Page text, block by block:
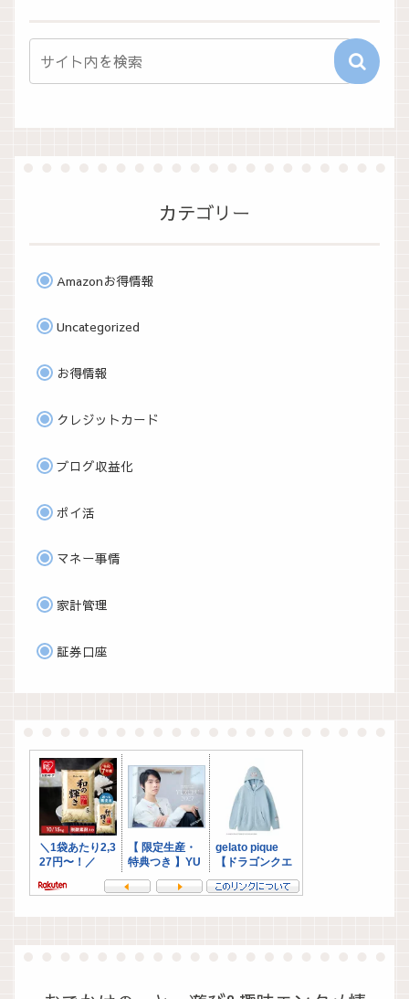
カテゴリー
Amazonお得情報
Uncategorized
お得情報
クレジットカード
ブログ収益化
ポイ活
マネー事情
家計管理
証券口座